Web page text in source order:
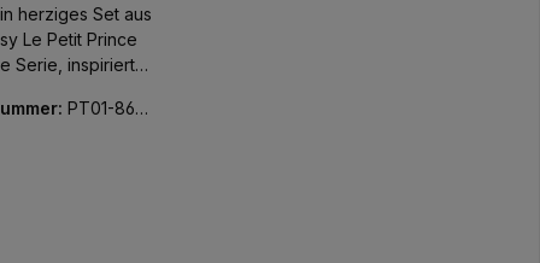
herziges Set aus
Le Petit Prince
Serie, inspiriert
Set enthältPT01-8632